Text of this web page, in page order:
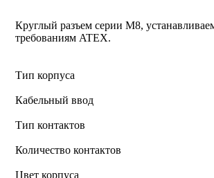
Круглый разъем серии M8,
требованиям ATEX.
Тип корпуса
Кабельный ввод
Тип контактов
Количество контактов
Цвет корпуса